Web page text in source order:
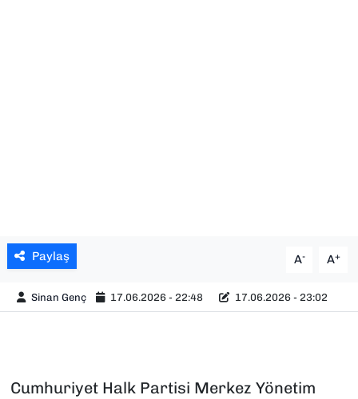
Paylaş A- A+
Sinan Genç 17.06.2026 - 22:48 17.06.2026 - 23:02
Cumhuriyet Halk Partisi Merkez Yönetim